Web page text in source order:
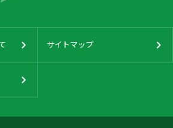
サイトマップ